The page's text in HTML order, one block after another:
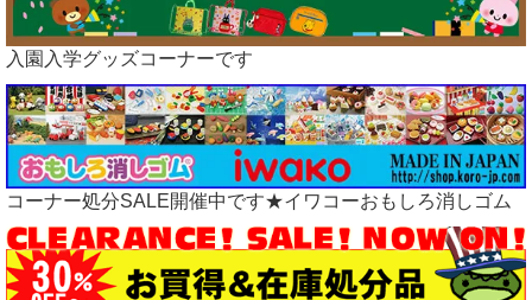
03.06RAGGEDYラガディドール、アップしました
03.05 5日、6日はポイント５倍イベント開催中です。
02.25 25日、26日はポイント５倍イベント開催中です。
02.15 15日、16日はポイント５倍イベント開催中です。
02.05 5日、6日はポイント５倍イベント開催中です。
01.25 25日、26日はポイント５倍イベント開催中です。
01.15 15日、16日はポイント５倍イベント開催中です。
01.05 03.01 楽天ペイでのお支払いを終了いたしました。
01.05 5日、6日はポイント５倍イベント開催中です。
01.05 明けまして、おめでとうございます。
本年も何卒よろしくお願い申し上げます。
入園入学グッズコーナーです
コーナー処分SALE開催中です★イワコーおもしろ消しゴム